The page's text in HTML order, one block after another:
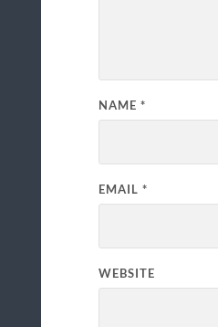
NAME *
EMAIL *
WEBSITE